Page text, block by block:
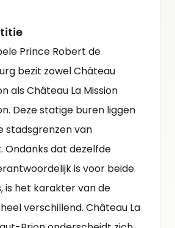
Prince Robert de
bezit zowel Château
als Château La Mission
Deze statige buren liggen
stadsgrenzen van
Ondanks dat dezelfde
is voor beide
is het karakter van de
verschillend. Château La